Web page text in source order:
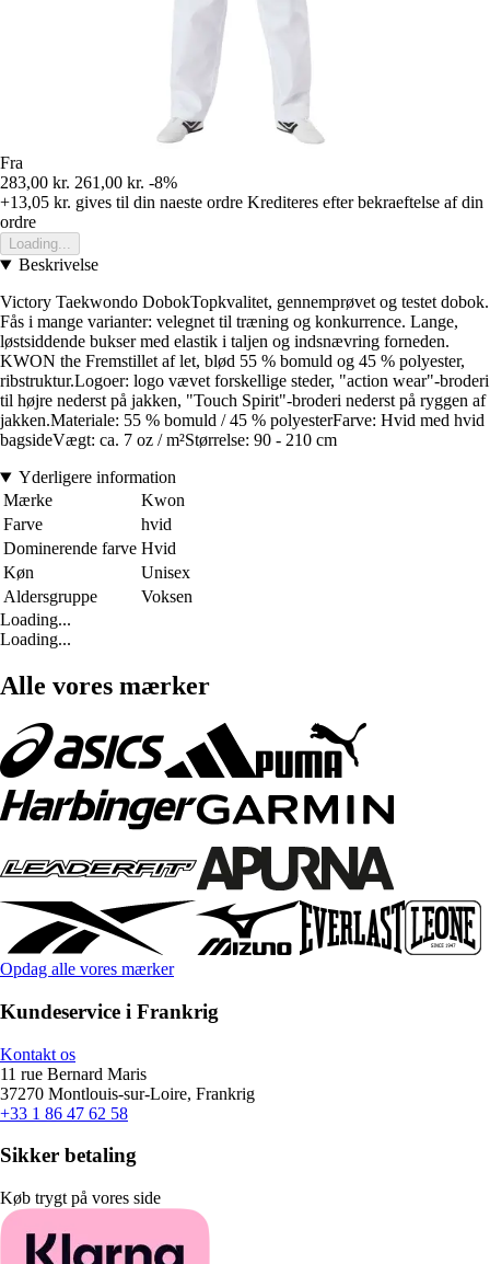
Fra
283,00 kr. 261,00 kr. -8%
+13,05 kr. gives til din naeste ordre Krediteres efter bekraeftelse af din
ordre
Loading...
Beskrivelse
Victory Taekwondo DobokTopkvalitet, gennemprøvet og testet dobok.
Fås i mange varianter: velegnet til træning og konkurrence. Lange,
løstsiddende bukser med elastik i taljen og indsnævring forneden.
KWON the Fremstillet af let, blød 55 % bomuld og 45 % polyester,
ribstruktur.Logoer: logo vævet forskellige steder, "action wear"-broderi
til højre nederst på jakken, "Touch Spirit"-broderi nederst på ryggen af
jakken.Materiale: 55 % bomuld / 45 % polyesterFarve: Hvid med hvid
bagsideVægt: ca. 7 oz / m²Størrelse: 90 - 210 cm
Yderligere information
Mærke
Kwon
Farve
hvid
Dominerende farve Hvid
Køn
Unisex
Aldersgruppe
Voksen
Loading...
Loading...
Alle vores mærker
Opdag alle vores mærker
Kundeservice i Frankrig
Kontakt os
11 rue Bernard Maris
37270 Montlouis-sur-Loire, Frankrig
+33 1 86 47 62 58
Sikker betaling
Køb trygt på vores side